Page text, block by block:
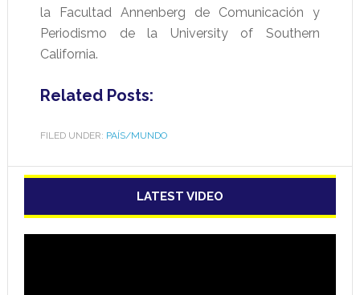
la Facultad Annenberg de Comunicación y
Periodismo de la University of Southern
California.
Related Posts:
FILED UNDER: PAÍS/MUNDO
LATEST VIDEO